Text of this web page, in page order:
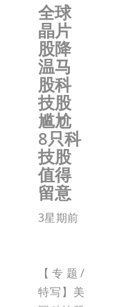
全球
晶片
股降
温马
股科
技股
尴尬
8只科
技股
值得
留意
3星期前
【专题/
特写】美